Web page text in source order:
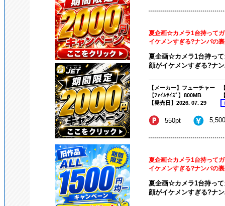
夏企画☆カメラ1台持って
イケメンすぎる?ナンパの
夏企画☆カメラ1台持っ
顔がイケメンすぎる?ナ
【メーカー】フューチャー
【ﾌｧｲﾙｻｲｽﾞ】800MB
【発売日】2026. 07. 29
550pt
夏企画☆カメラ1台持って
イケメンすぎる?ナンパの
夏企画☆カメラ1台持っ
顔がイケメンすぎる?ナ